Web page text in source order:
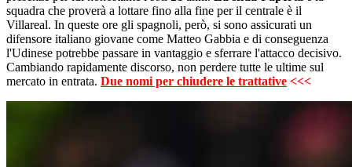
squadra che proverà a lottare fino alla fine per il centrale è il
Villareal. In queste ore gli spagnoli, però, si sono assicurati un
difensore italiano giovane come Matteo Gabbia e di conseguenza
l'Udinese potrebbe passare in vantaggio e sferrare l'attacco decisivo.
Cambiando rapidamente discorso, non perdere tutte le ultime sul
mercato in entrata. Due nomi per chiudere le trattative <<<